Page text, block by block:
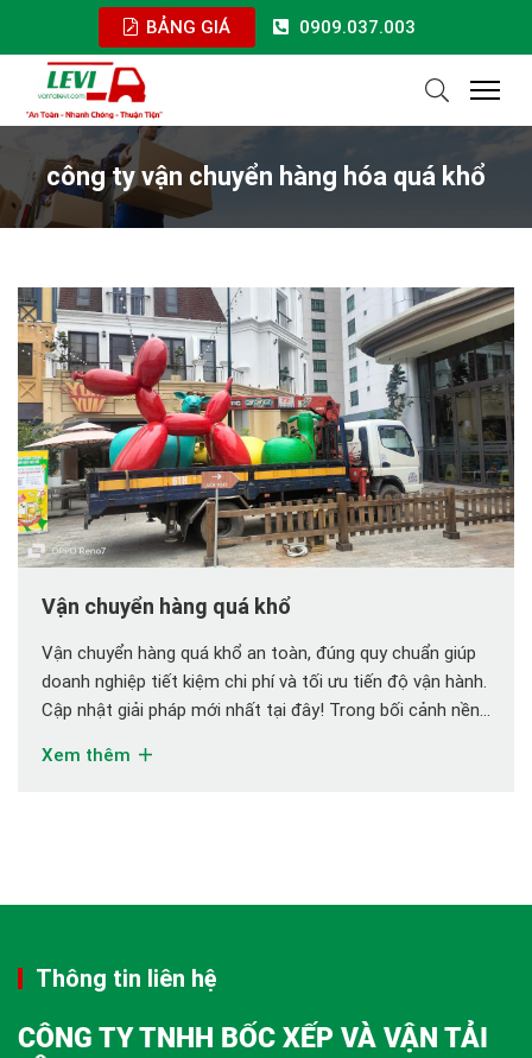
BẢNG GIÁ 0909.037.003
công ty vận chuyển hàng hóa quá khổ
Vận chuyển hàng quá khổ
Vận chuyển hàng quá khổ an toàn, đúng quy chuẩn giúp
doanh nghiệp tiết kiệm chi phí và tối ưu tiến độ vận hành.
Cập nhật giải pháp mới nhất tại đây! Trong bối cảnh nền
xây dựng, cơ khí, năng lượng, logistics… ngày […]
Xem thêm
Thông tin liên hệ
CÔNG TY TNHH BỐC XẾP VÀ VẬN TẢI